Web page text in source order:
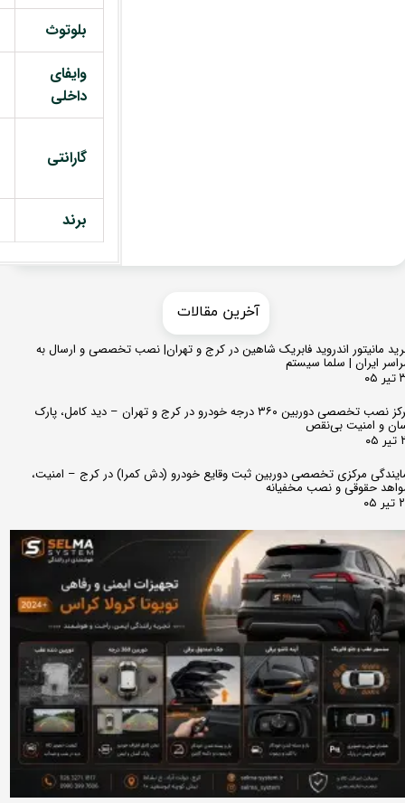
بلوتوث
وایفای
داخلی
گارانتی
برند
مانیتور اندروید فابریک شاهین در کرج و تهران| نصب تخصصی و ارسال به
ایران | سلما سیستم
مرکز نصب تخصصی دوربین ۳۶۰ درجه خودرو در کرج و تهران – دید کامل، پارک
و امنیت بی‌نقص
مرکزی تخصصی دوربین ثبت وقایع خودرو (دش کمرا) در کرج – امنیت،
حقوقی و نصب مخفیانه
​​آخرین مقالات